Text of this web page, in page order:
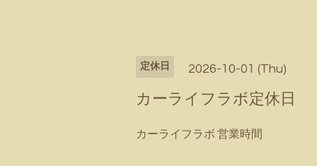
定休日 2026-10-01 (Thu)
カーライフラボ定休日
カーライフラボ 営業時間